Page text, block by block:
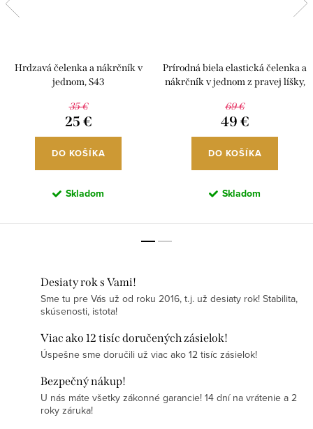
Hrdzavá čelenka a nákrčník v
jednom, S43
35 €
25 €
DO KOŠÍKA
Skladom
Prírodná biela elastická čelenka a
nákrčník v jednom z pravej líšky,
69 €
49 €
DO KOŠÍKA
Skladom
Desiaty rok s Vami!
Sme tu pre Vás už od roku 2016, t.j. už desiaty rok! Stabilita,
skúsenosti, istota!
Viac ako 12 tisíc doručených zásielok!
Úspešne sme doručili už viac ako 12 tisíc zásielok!
Bezpečný nákup!
U nás máte všetky zákonné garancie! 14 dní na vrátenie a 2
roky záruka!